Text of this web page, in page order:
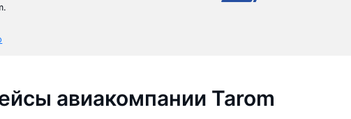
авиакомпании Tarom